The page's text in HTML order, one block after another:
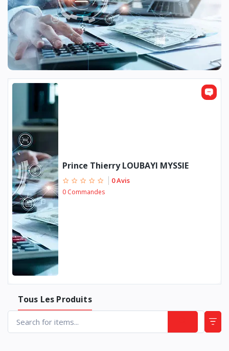
Prince Thierry LOUBAYI MYSSIE
0 Avis
0 Commandes
Tous Les Produits